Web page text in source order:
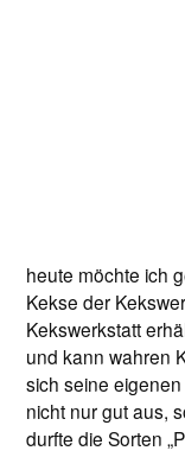
heute möchte ich
Kekse der
Kekswerkstatt
und kann wahren
sich seine
nicht nur gut aus,
durfte die Sorten